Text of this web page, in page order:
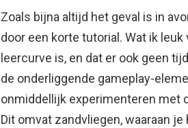
Zoals bijna altijd het geval is in
door een korte tutorial. Wat ik
leercurve is, en dat er ook geen
de onderliggende gameplay-
onmiddellijk experimenteren met
Dit omvat zandvliegen, waaraan